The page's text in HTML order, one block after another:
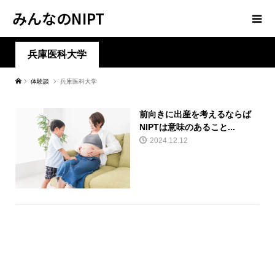
みんなのNIPT
兵庫医科大学
体験談 兵庫医科大学
前向きに出産を考えるならば
NIPTは意味のあること...
2024.12.12